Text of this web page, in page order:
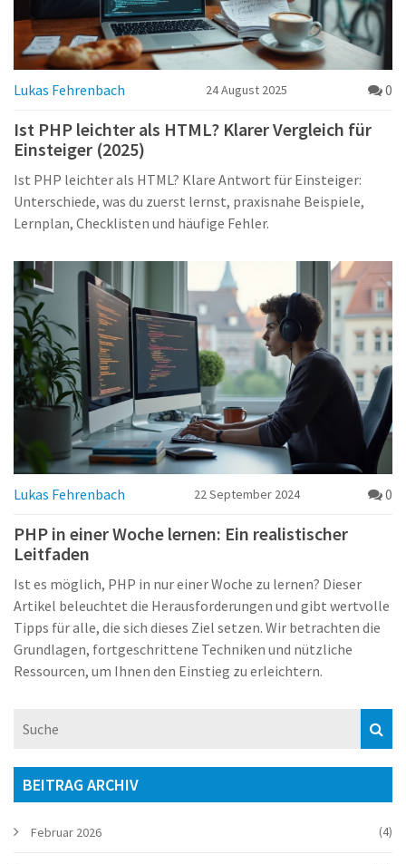
Lukas Fehrenbach 24 August 2025 0
Ist PHP leichter als HTML? Klarer Vergleich für
Einsteiger (2025)
Ist PHP leichter als HTML? Klare Antwort für Einsteiger:
Unterschiede, was du zuerst lernst, praxisnahe Beispiele,
Lernplan, Checklisten und häufige Fehler.
Lukas Fehrenbach 22 September 2024 0
PHP in einer Woche lernen: Ein realistischer
Leitfaden
Ist es möglich, PHP in nur einer Woche zu lernen? Dieser
Artikel beleuchtet die Herausforderungen und gibt wertvolle
Tipps für alle, die sich dieses Ziel setzen. Wir betrachten die
Grundlagen, fortgeschrittene Techniken und nützliche
Ressourcen, um Ihnen den Einstieg zu erleichtern.
BEITRAG ARCHIV
Februar 2026 (4)